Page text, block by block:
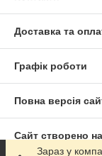
Доставка та
Графік роботи
Повна версія
Сайт створено
Зараз у